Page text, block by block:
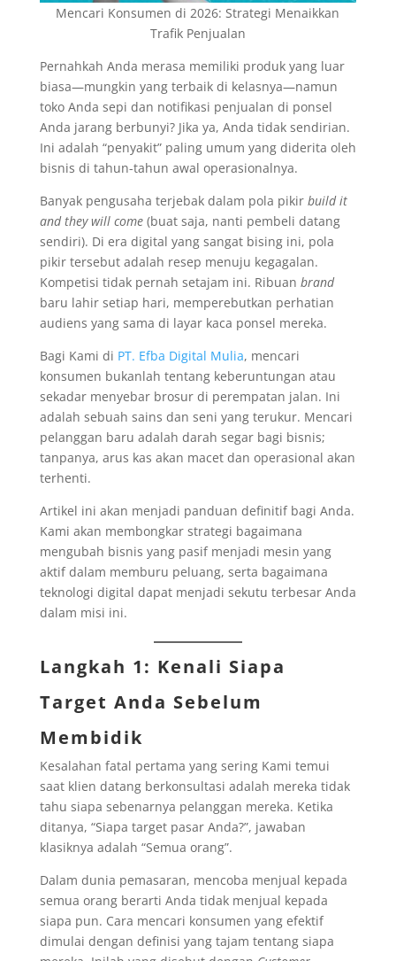
Mencari Konsumen di 2026: Strategi Menaikkan
Trafik Penjualan
Pernahkah Anda merasa memiliki produk yang luar
biasa—mungkin yang terbaik di kelasnya—namun
toko Anda sepi dan notifikasi penjualan di ponsel
Anda jarang berbunyi? Jika ya, Anda tidak sendirian.
Ini adalah “penyakit” paling umum yang diderita oleh
bisnis di tahun-tahun awal operasionalnya.
Banyak pengusaha terjebak dalam pola pikir build it
and they will come(buat saja, nanti pembeli datang
sendiri). Di era digital yang sangat bising ini, pola
pikir tersebut adalah resep menuju kegagalan.
Kompetisi tidak pernah setajam ini. Ribuan brand
baru lahir setiap hari, memperebutkan perhatian
audiens yang sama di layar kaca ponsel mereka.
Bagi Kami di PT. Efba Digital Mulia, mencari
konsumen bukanlah tentang keberuntungan atau
sekadar menyebar brosur di perempatan jalan. Ini
adalah sebuah sains dan seni yang terukur. Mencari
pelanggan baru adalah darah segar bagi bisnis;
tanpanya, arus kas akan macet dan operasional akan
terhenti.
Artikel ini akan menjadi panduan definitif bagi Anda.
Kami akan membongkar strategi bagaimana
mengubah bisnis yang pasif menjadi mesin yang
aktif dalam memburu peluang, serta bagaimana
teknologi digital dapat menjadi sekutu terbesar Anda
dalam misi ini.
Langkah 1: Kenali Siapa
Target Anda Sebelum
Membidik
Kesalahan fatal pertama yang sering Kami temui
saat klien datang berkonsultasi adalah mereka tidak
tahu siapa sebenarnya pelanggan mereka. Ketika
ditanya, “Siapa target pasar Anda?”, jawaban
klasiknya adalah “Semua orang”.
Dalam dunia pemasaran, mencoba menjual kepada
semua orang berarti Anda tidak menjual kepada
siapa pun. Cara mencari konsumen yang efektif
dimulai dengan definisi yang tajam tentang siapa